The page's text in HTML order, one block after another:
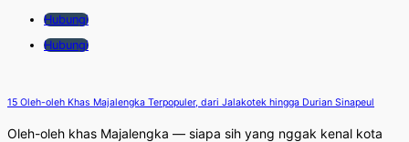
Hubungi
Hubungi
15 Oleh-oleh Khas Majalengka Terpopuler, dari Jalakotek hingga Durian Sinapeul
Oleh-oleh khas Majalengka — siapa sih yang nggak kenal kota